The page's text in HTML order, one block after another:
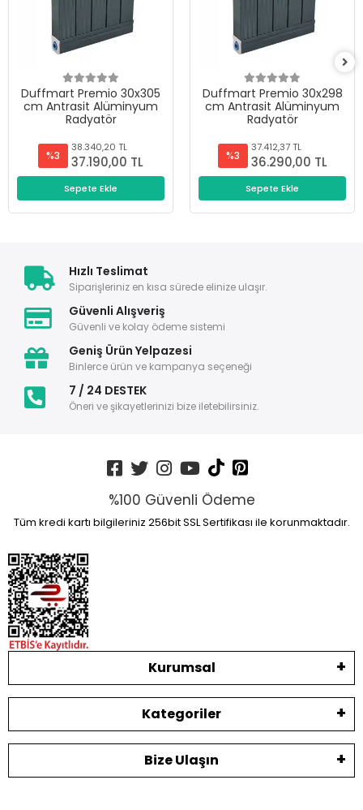
Duffmart Premio 30x305
cm Antrasit Alüminyum
Radyatör
%3
38.340,20 TL
37.190,00 TL
Sepete Ekle
Duffmart Premio 30x298
cm Antrasit Alüminyum
Radyatör
%3
37.412,37 TL
36.290,00 TL
Sepete Ekle
Hızlı Teslimat
Siparişleriniz en kısa sürede elinize ulaşır.
Güvenli Alışveriş
Güvenli ve kolay ödeme sistemi
Geniş Ürün Yelpazesi
Binlerce ürün ve kampanya seçeneği
7 / 24 DESTEK
Öneri ve şikayetlerinizi bize iletebilirsiniz.
%100 Güvenli Ödeme
Tüm kredi kartı bilgileriniz 256bit SSL Sertifikası ile korunmaktadır.
Kurumsal
Kategoriler
Bize Ulaşın